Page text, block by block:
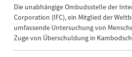
Die unabhängige Ombudsstelle der
Corporation (IFC), ein Mitglied der
umfassende Untersuchung von
Zuge von Überschuldung in